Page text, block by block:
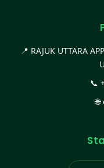
📍 RAJUK UTTARA
📞
🌐